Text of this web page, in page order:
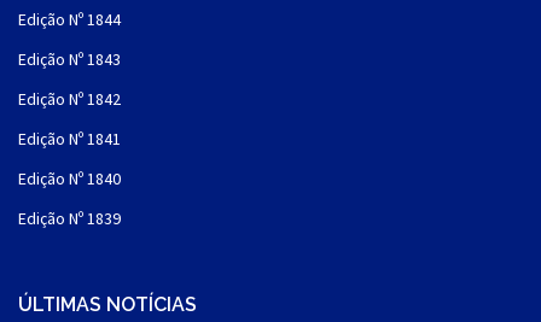
Edição Nº 1844
Edição Nº 1843
Edição Nº 1842
Edição Nº 1841
Edição Nº 1840
Edição Nº 1839
ÚLTIMAS NOTÍCIAS